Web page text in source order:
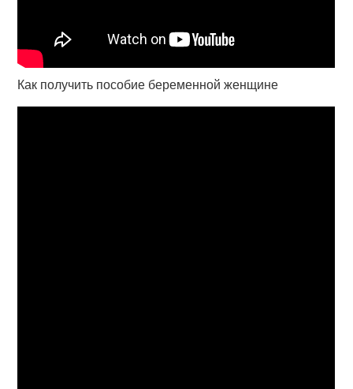
Как получить пособие беременной женщине